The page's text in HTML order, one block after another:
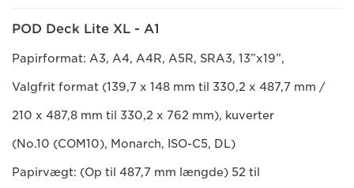
POD Deck Lite XL - A1
Papirformat: A3, A4, A4R, A5R, SRA3, 13”x19”,
Valgfrit format (139,7 x 148 mm til 330,2 x 487,7 mm /
210 x 487,8 mm til 330,2 x 762 mm), kuverter
(No.10 (COM10), Monarch, ISO-C5, DL)
Papirvægt: (Op til 487,7 mm længde) 52 til